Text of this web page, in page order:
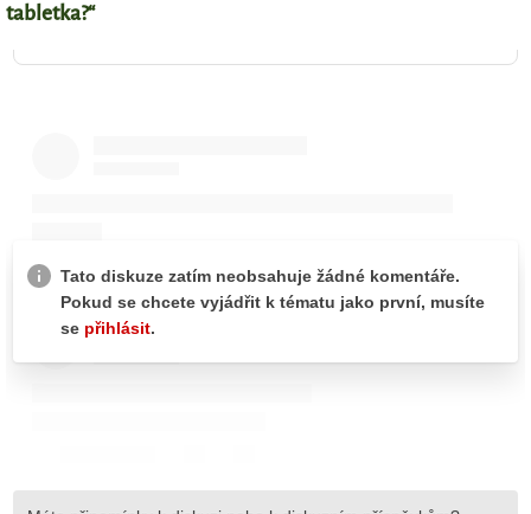
tabletka?“